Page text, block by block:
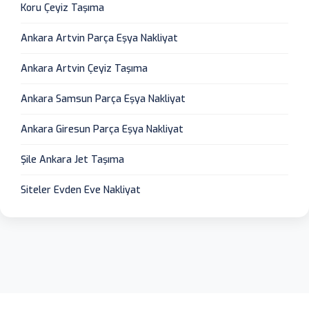
Koru Çeyiz Taşıma
Ankara Artvin Parça Eşya Nakliyat
Ankara Artvin Çeyiz Taşıma
Ankara Samsun Parça Eşya Nakliyat
Ankara Giresun Parça Eşya Nakliyat
Şile Ankara Jet Taşıma
Siteler Evden Eve Nakliyat